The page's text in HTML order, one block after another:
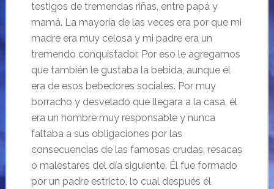
testigos de tremendas riñas, entre papá y
mamá. La mayoría de las veces era por que mi
madre era muy celosa y mi padre era un
tremendo conquistador. Por eso le agregamos
que también le gustaba la bebida, aunque él
era de esos bebedores sociales. Por muy
borracho y desvelado que llegara a la casa, él
era un hombre muy responsable y nunca
faltaba a sus obligaciones por las
consecuencias de las famosas crudas, resacas
o malestares del día siguiente. Él fue formado
por un padre estricto, lo cual después él